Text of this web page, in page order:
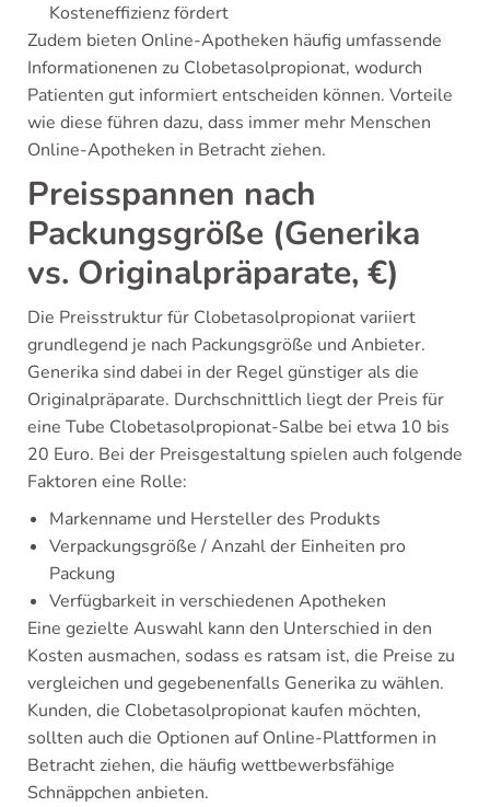
Kosteneffizienz fördert
Zudem bieten Online-Apotheken häufig umfassende
Informationenen zu Clobetasolpropionat, wodurch
Patienten gut informiert entscheiden können. Vorteile
wie diese führen dazu, dass immer mehr Menschen
Online-Apotheken in Betracht ziehen.
Preisspannen nach
Packungsgröße (Generika
vs. Originalpräparate, €)
Die Preisstruktur für Clobetasolpropionat variiert
grundlegend je nach Packungsgröße und Anbieter.
Generika sind dabei in der Regel günstiger als die
Originalpräparate. Durchschnittlich liegt der Preis für
eine Tube Clobetasolpropionat-Salbe bei etwa 10 bis
20 Euro. Bei der Preisgestaltung spielen auch folgende
Faktoren eine Rolle:
Markenname und Hersteller des Produkts
Verpackungsgröße / Anzahl der Einheiten pro
Packung
Verfügbarkeit in verschiedenen Apotheken
Eine gezielte Auswahl kann den Unterschied in den
Kosten ausmachen, sodass es ratsam ist, die Preise zu
vergleichen und gegebenenfalls Generika zu wählen.
Kunden, die Clobetasolpropionat kaufen möchten,
sollten auch die Optionen auf Online-Plattformen in
Betracht ziehen, die häufig wettbewerbsfähige
Schnäppchen anbieten.